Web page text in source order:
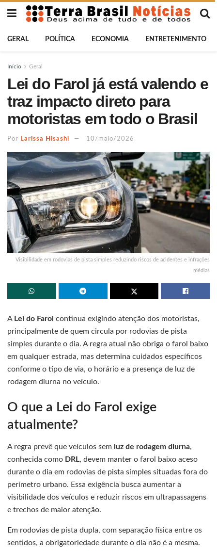
GERAL POLÍTICA ECONOMIA ENTRETENIMENTO
Início Geral
Lei do Farol já está valendo e
traz impacto direto para
motoristas em todo o Brasil
Por Larissa Hisashi 10/maio/2026
Visibilidade em rodovias de pista simples reduzindo riscos de acidentes e infrações
médias
A Lei do Farol continua exigindo atenção dos motoristas,
principalmente de quem circula por rodovias de pista
simples durante o dia. A regra atual não obriga o farol baixo
em qualquer estrada, mas determina cuidados específicos
conforme o tipo de via, o horário e a presença de luz de
rodagem diurna no veículo.
O que a Lei do Farol exige
atualmente?
A regra prevê que veículos sem luz de rodagem diurna,
conhecida como DRL, devem manter o farol baixo aceso
durante o dia em rodovias de pista simples situadas fora do
perímetro urbano. Essa exigência busca aumentar a
visibilidade dos veículos e reduzir riscos em ultrapassagens
e trechos de maior atenção.
Em rodovias de pista dupla, com separação física entre os
sentidos, a obrigatoriedade durante o dia não é a mesma.